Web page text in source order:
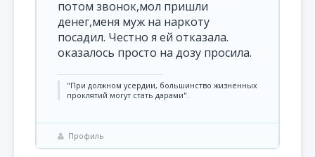
потом звонок,мол пришли
денег,меня муж на наркоту
посадил. Честно я ей отказала.
оказалось просто на дозу просила.
"При должном усердии, большинство жизненных
проклятий могут стать дарами".
Профиль